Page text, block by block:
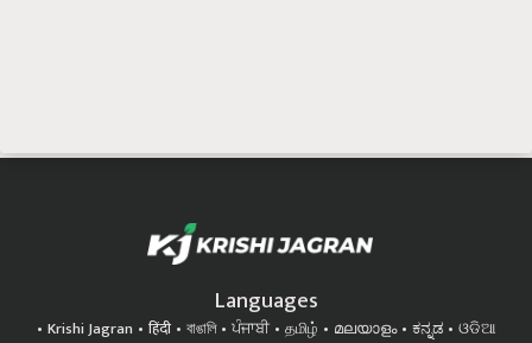
Languages
Krishi Jagran हिंदी বাঙালি ਪੰਜਾਬੀ தமிழ் മലയാളം ಕನ್ನಡ
ଓଡିଆ